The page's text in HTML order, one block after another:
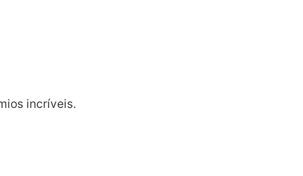
incríveis.